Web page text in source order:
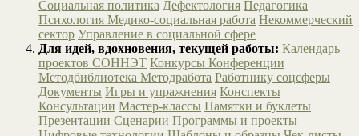
Социальная политика Дефектология Педагогика
Психология Медико-социальная работа Некоммерческий
сектор Управление в социальной сфере
Для идей, вдохновения, текущей работы: Календарь
проектов СОННЭТ Конкурсы Конференции
Методбиблиотека Методработа Работнику соцсферы
Документы Игры и упражнения Конспекты
Консультации Мастер-классы Памятки и буклеты
Презентации Сценарии Программы и проекты